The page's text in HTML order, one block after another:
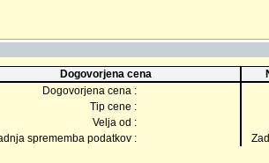
Dogovorjena cena
Dogovorjena cena :
Tip cene :
Velja od :
sprememba podatkov :